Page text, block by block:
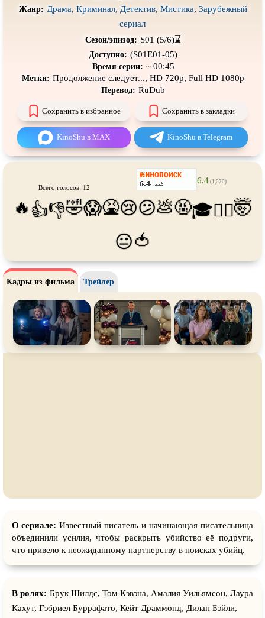
Про подростков Про путешествияво времени
Про рыцарей
Про собак
Про супергероев
Про танцы
Про тюрьму Про футбол
Про хакеров Про хоккей и
фигурное
катание
Про шпионов
Про Юристов иАдвокатов
Режиссёрская версия
Роуд-муви Сверхспособности
Ситком
Сцены с
Турецкий сериал Чёрная комедия
Экранизация
Жанр: Драма, Криминал, Детектив, Мистика, Зарубежный
сериал
Сезон/эпизод: S01 (5/6)⌛
Доступно: (S01E01-05)
Время серии: ~ 00:45
Метки: Продолжение следует..., HD 720p, Full HD 1080p
Перевод: RuDub
Сохранить в избранное Сохранить в закладки
KinoShu в MAX KinoShu в Telegram
Всего голосов: 12
6.4(1,070)
🔥 👍👎🤣😱🤮😢😕💩🤬🎓😵‍💫🤯
😐🍅
Кадры из фильма Трейлер
О сериале: Известный писатель и начинающая писательница
объединили усилия, чтобы раскрыть убийство её подруги,
что привело к неожиданному партнерству в поисках убийц.
В ролях: Брук Шилдс, Том Кэвэна, Амалия Уильямсон, Лаура
Кахут, Гэбриел Буррафато, Кейт Драммонд, Дилан Бэйли,